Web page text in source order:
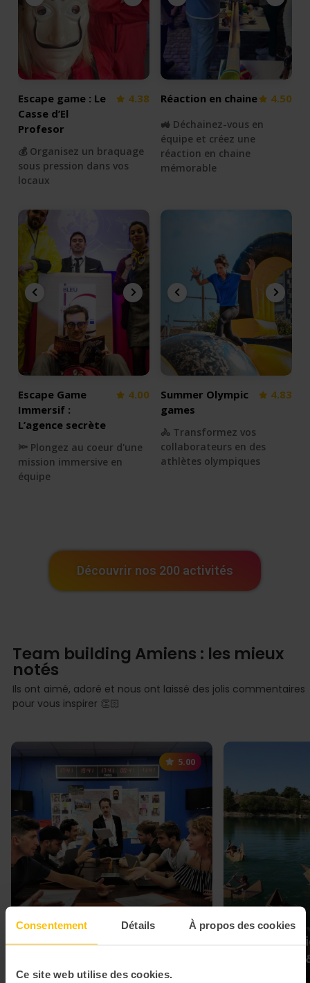
Consentement Détails À propos des cookies
Ce site web utilise des cookies.
Escape game : Le
Casse d’El
Profesor
4.38
💰 Organisez un braquage
sous pression dans vos
locaux
Réaction en chaine 4.50
🚜 Déchainez-vous en
équipe et créez une
réaction en chaine
mémorable
Escape Game
Immersif :
L’agence secrète
4.00
🔦 Plongez au coeur d'une
mission immersive en
équipe
Summer Olympic
games
4.83
🚴 Transformez vos
collaborateurs en des
athlètes olympiques
Découvrir nos 200 activités
Team building Amiens : les mieux
notés
Ils ont aimé, adoré et nous ont laissé des jolis commentaires
pour vous inspirer 👏🏻
5.00
L’Escape Game Immersif :
en carton